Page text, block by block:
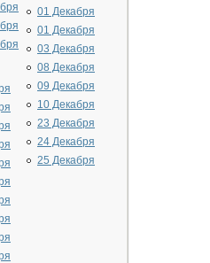
01 Декабря
01 Декабря
03 Декабря
08 Декабря
09 Декабря
10 Декабря
23 Декабря
24 Декабря
25 Декабря